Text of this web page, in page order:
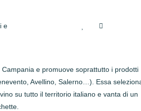
Campania e promuove soprattutto i prodotti
Avellino, Salerno…). Essa
su tutto il territorio italiano e vanta di un